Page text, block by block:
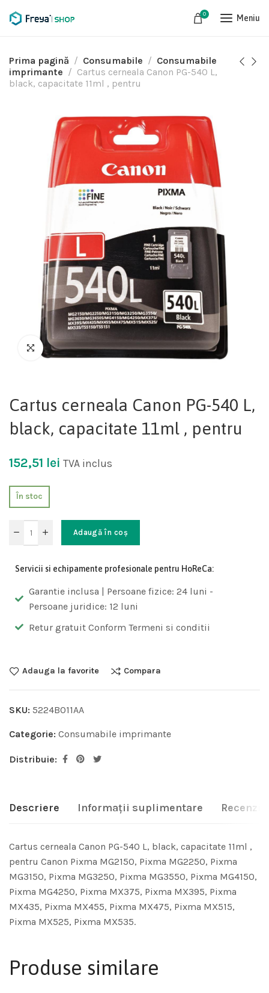
0 Meniu
Prima pagină Consumabile
Consumabile
imprimante
Cartus cerneala Canon PG-540 L,
black, capacitate 11ml , pentru
Cartus cerneala Canon PG-540 L,
black, capacitate 11ml , pentru
152,51 lei TVA inclus
În stoc
Adaugă în coș
Servicii si echipamente profesionale pentru HoReCa:
Garantie inclusa | Persoane fizice: 24 luni -
Persoane juridice: 12 luni
Retur gratuit Conform Termeni si conditii
Adauga la favorite Compara
SKU: 5224B011AA
Categorie: Consumabile imprimante
Distribuie:
Descriere Informații suplimentare Recenzii
Cartus cerneala Canon PG-540 L, black, capacitate 11ml ,
pentru Canon Pixma MG2150, Pixma MG2250, Pixma
MG3150, Pixma MG3250, Pixma MG3550, Pixma MG4150,
Pixma MG4250, Pixma MX375, Pixma MX395, Pixma
MX435, Pixma MX455, Pixma MX475, Pixma MX515,
Pixma MX525, Pixma MX535.
Produse similare